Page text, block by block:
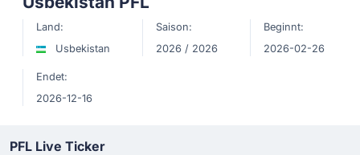
Land:
Usbekistan
Saison:
2026 / 2026
Beginnt:
2026-02-26
Endet:
2026-12-16
PFL Live Ticker